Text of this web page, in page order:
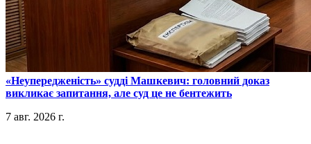
​«Неупередженість» судді Машкевич: головний доказ
викликає запитання, але суд це не бентежить
7 авг. 2026 г.